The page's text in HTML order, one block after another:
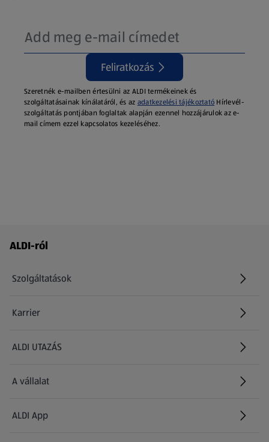
Feliratkozás
Szeretnék e-mailben értesülni az ALDI termékeinek és
szolgáltatásainak kínálatáról, és az adatkezelési tájékoztató Hírlevél-
szolgáltatás pontjában foglaltak alapján ezennel hozzájárulok az e-
mail címem ezzel kapcsolatos kezeléséhez.
Láblécmenü - további linkek
ALDI-ról
Szolgáltatások
Karrier
(új oldalon nyílik meg)
ALDI UTAZÁS
(új oldalon nyílik meg)
A vállalat
ALDI App